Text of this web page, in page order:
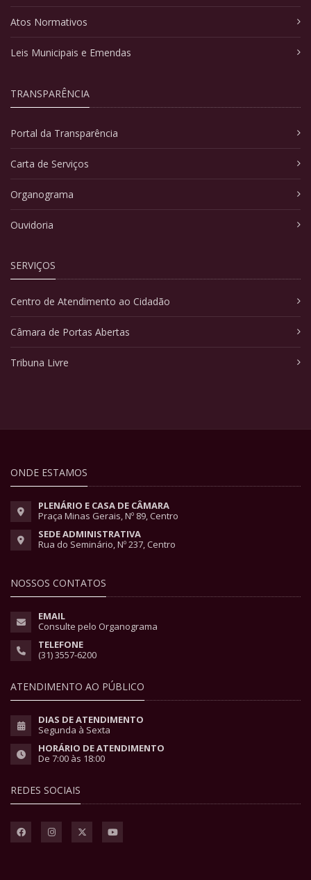
Atos Normativos
Leis Municipais e Emendas
TRANSPARÊNCIA
Portal da Transparência
Carta de Serviços
Organograma
Ouvidoria
SERVIÇOS
Centro de Atendimento ao Cidadão
Câmara de Portas Abertas
Tribuna Livre
ONDE ESTAMOS
PLENÁRIO E CASA DE CÂMARA
Praça Minas Gerais, Nº 89, Centro
SEDE ADMINISTRATIVA
Rua do Seminário, Nº 237, Centro
NOSSOS CONTATOS
EMAIL
Consulte pelo Organograma
TELEFONE
(31) 3557-6200
ATENDIMENTO AO PÚBLICO
DIAS DE ATENDIMENTO
Segunda à Sexta
HORÁRIO DE ATENDIMENTO
De 7:00 às 18:00
REDES SOCIAIS